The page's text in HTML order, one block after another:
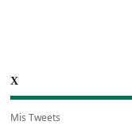
X
Mis Tweets